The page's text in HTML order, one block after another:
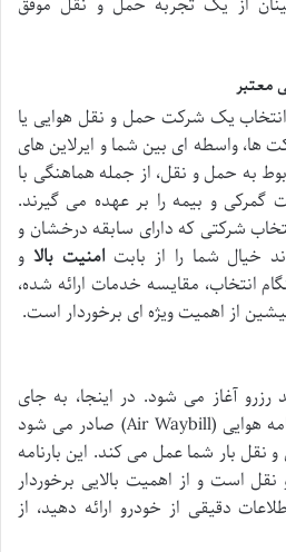
معتبر
انتخاب یک شرکت حمل و نقل هوایی یا
ها، واسطه ای بین شما و ایرلاین های
به حمل و نقل، از جمله هماهنگی با
گمرکی و بیمه را بر عهده می گیرند.
شرکتی که دارای سابقه درخشان و
خیال شما را از بابت امنیت بالا و
انتخاب، مقایسه خدمات ارائه شده،
از اهمیت ویژه ای برخوردار است.
آغاز می شود. در اینجا، به جای
بلیط به معنای رایج، یک بارنامه هوایی (Air Waybill) صادر می شود
نقل بار شما عمل می کند. این بارنامه
است و از اهمیت بالایی برخوردار
دقیقی از خودرو ارائه دهید، از